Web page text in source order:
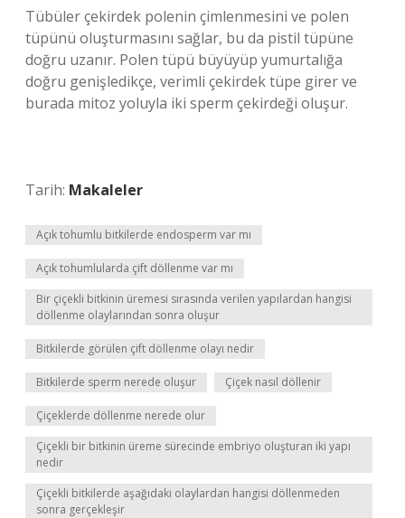
Tübüler çekirdek polenin çimlenmesini ve polen
tüpünü oluşturmasını sağlar, bu da pistil tüpüne
doğru uzanır. Polen tüpü büyüyüp yumurtalığa
doğru genişledikçe, verimli çekirdek tüpe girer ve
burada mitoz yoluyla iki sperm çekirdeği oluşur.
Tarih: Makaleler
Açık tohumlu bitkilerde endosperm var mı
Açık tohumlularda çift döllenme var mı
Bir çiçekli bitkinin üremesi sırasında verilen yapılardan hangisi
döllenme olaylarından sonra oluşur
Bitkilerde görülen çift döllenme olayı nedir
Bitkilerde sperm nerede oluşur Çiçek nasıl döllenir
Çiçeklerde döllenme nerede olur
Çiçekli bir bitkinin üreme sürecinde embriyo oluşturan iki yapı
nedir
Çiçekli bitkilerde aşağıdaki olaylardan hangisi döllenmeden
sonra gerçekleşir